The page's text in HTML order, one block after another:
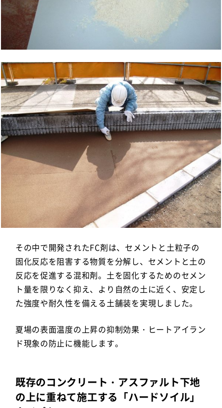
その中で開発されたFC剤は、セメントと土粒子の
固化反応を阻害する物質を分解し、セメントと土の
反応を促進する混和剤。土を固化するためのセメン
ト量を限りなく抑え、より自然の土に近く、安定し
た強度や耐久性を備える土舗装を実現しました。
夏場の表面温度の上昇の抑制効果・ヒートアイラン
ド現象の防止に機能します。
既存のコンクリート・アスファルト下地
の上に重ねて施工する「ハードソイル」